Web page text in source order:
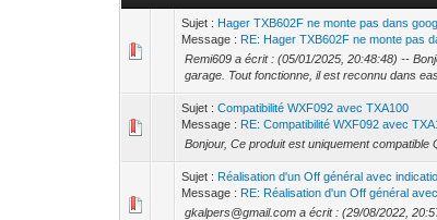
Sujet : Hager TXB602F ne monte pas dans
Message : RE: Hager TXB602F ne monte pas
Remi609 a écrit : (05/01/2025, 20:48:48) --
garage. Tout fonctionne, il est reconnu dans
Sujet :Compatibilité WXF092 avec TXA100
Message : RE: Compatibilité WXF092 avec
Bonjour, Ce produit est uniquement
Sujet : Réalisation d'un Off général avec
Message : RE: Réalisation d'un Off général avec
gkalpers@gmail.com a écrit : (29/08/2022,